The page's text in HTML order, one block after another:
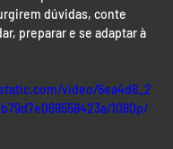
dúvidas, conte
preparar e se adaptar à
video/6ea4d8_2
1080p/